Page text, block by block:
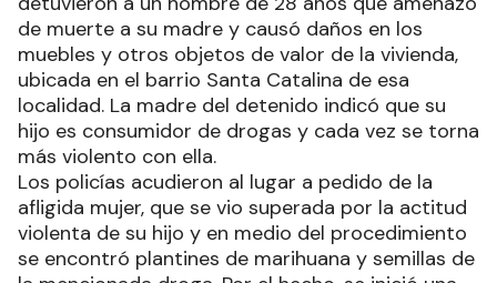
de muerte a su madre y causó daños en los
muebles y otros objetos de valor de la vivienda,
ubicada en el barrio Santa Catalina de esa
localidad. La madre del detenido indicó que su
hijo es consumidor de drogas y cada vez se torna
más violento con ella.
Los policías acudieron al lugar a pedido de la
afligida mujer, que se vio superada por la actitud
violenta de su hijo y en medio del procedimiento
se encontró plantines de marihuana y semillas de